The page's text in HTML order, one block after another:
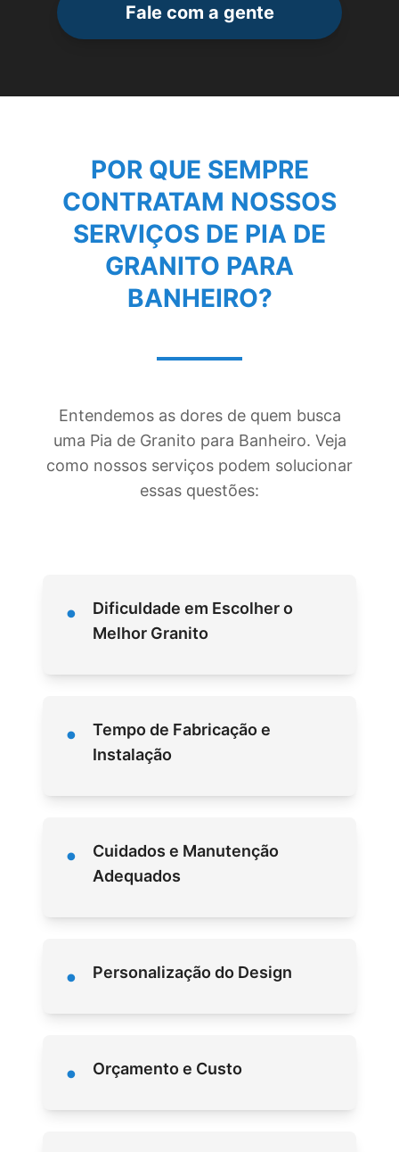
Fale com a gente
POR QUE SEMPRE
CONTRATAM NOSSOS
SERVIÇOS DE PIA DE
GRANITO PARA
BANHEIRO?
Entendemos as dores de quem busca
uma Pia de Granito para Banheiro. Veja
como nossos serviços podem solucionar
essas questões:
•
Dificuldade em Escolher o
Melhor Granito
•
Tempo de Fabricação e
Instalação
•
Cuidados e Manutenção
Adequados
• Personalização do Design
• Orçamento e Custo